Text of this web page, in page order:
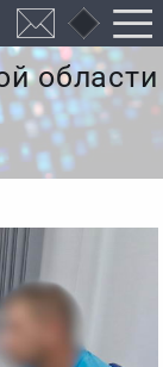
области